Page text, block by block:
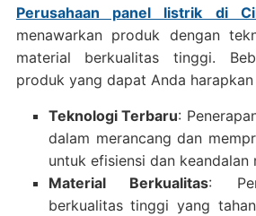
Perusahaan panel listrik di
menawarkan produk dengan
material berkualitas tinggi.
produk yang dapat Anda
Teknologi Terbaru:
dalam merancang dan
untuk efisiensi dan keandalan
Material Berkualitas:
berkualitas tinggi yang